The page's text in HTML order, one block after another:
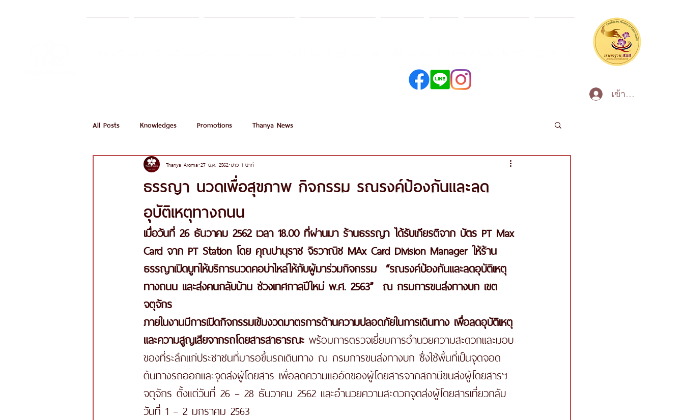
เข้าสู่ระบบ
All Posts Knowledges Promotions Thanya News
ธรรญา นวดเพื่อสุขภาพ กิจกรรม รณรงค์ป้องกันและลด
อุบัติเหตุทางถนน
Thanya Aroma 27 ธ.ค. 2562 ยาว 1 นาที
เมื่อวันที่ 26 ธันวาคม 2562 เวลา 18.00 ที่ผ่านมา ร้านธรรญา ได้รับเกียรติจาก บัตร PT Max
Card จาก PT Station โดย คุณปานุราช จิรวาณิช MAx Card Division Manager ให้ร้าน
ธรรญาเปิดบูทให้บริการนวดคอบ่าไหล่ให้กับผู้มาร่วมกิจกรรม  “รณรงค์ป้องกันและลดอุบัติเหตุ
ทางถนน และส่งคนกลับบ้าน ช่วงเทศกาลปีใหม่ พ.ศ. 2563”  ณ กรมการขนส่งทางบก เขต
จตุจักร
ภายในงานมีการเปิดกิจกรรมเข้มงวดมาตรการด้านความปลอดภัยในการเดินทาง เพื่อลดอุบัติเหตุ
และความสูญเสียจากรถโดยสารสาธารณะ พร้อมการตรวจเยี่ยมการอำนวยความสะดวกและมอบ
ของที่ระลึกแก่ประชาชนที่มารอขึ้นรถเดินทาง ณ กรมการขนส่งทางบก ซึ่งใช้พื้นที่เป็นจุดจอด
ต้นทางรถออกและจุดส่งผู้โดยสาร เพื่อลดความแออัดของผู้โดยสารจากสถานีขนส่งผู้โดยสารฯ
จตุจักร ตั้งแต่วันที่ 26 – 28 ธันวาคม 2562 และอำนวยความสะดวกจุดส่งผู้โดยสารเที่ยวกลับ
วันที่ 1 – 2 มกราคม 2563